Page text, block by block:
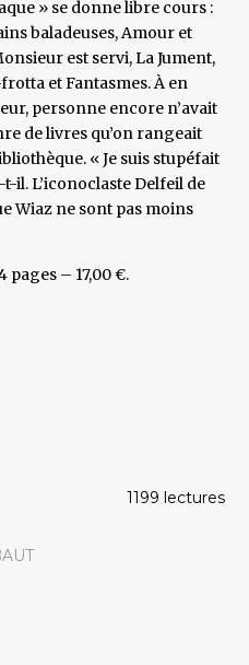
» se donne libre cours :
baladeuses, Amour et
est servi, La Jument,
et Fantasmes. À en
personne encore n’avait
de livres qu’on rangeait
« Je suis stupéfait
il. L’iconoclaste Delfeil de
Wiaz ne sont pas moins
pages – 17,00 €.
1199 lectures